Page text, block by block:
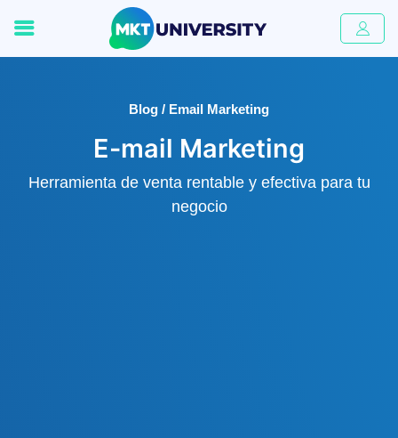
Blog / Email Marketing
E-mail Marketing
Herramienta de venta rentable y efectiva para tu
negocio